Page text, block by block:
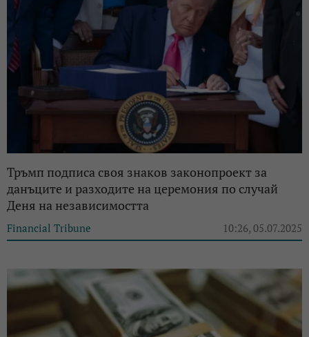
Тръмп подписа своя знаков законопроект за
данъците и разходите на церемония по случай
Деня на независимостта
Financial Tribune 10:26, 05.07.2025